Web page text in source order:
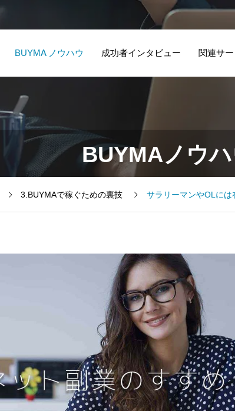
BUYMA ノウハウ 成功者インタビュー 関連サ
BUYMAノウハ
3.BUYMAで稼ぐための裏技 サラリーマンやOLには
バイマで月利益60万円を達成す
るまでの奇跡
BUYMAの
として起業